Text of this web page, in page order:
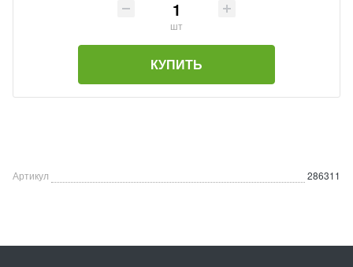
шт
КУПИТЬ
Артикул 286311